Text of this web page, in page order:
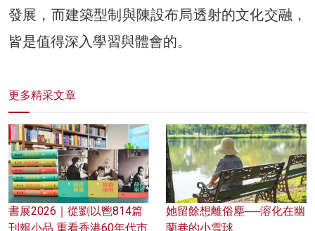
發展，而建築型制與陳設布局透射的文化交融，
皆是值得深入學習與體會的。
更多精采文章
書展2026｜從劉以鬯814篇
刊報小品 重看香港60年代市
她留餘想離俗塵──溶化在幽
蘭巷的小雪球